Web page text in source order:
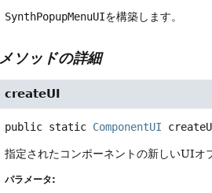
SynthPopupMenuUIを構築します。
メソッドの詳細
createUI
public static ComponentUI
指定されたコンポーネントの新しいUIオ
パラメータ: